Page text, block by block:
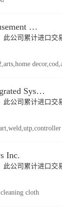
Knoebels Amusement Resort
此公司累计进口交
Duetto Intergrgrated Systems Inc.
此公司累计进口交
Inc.
此公司累计进口交
cloth